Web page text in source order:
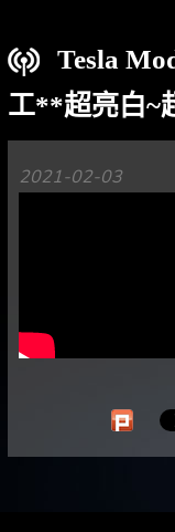
Tesla
工**超亮白~
2021-02-03